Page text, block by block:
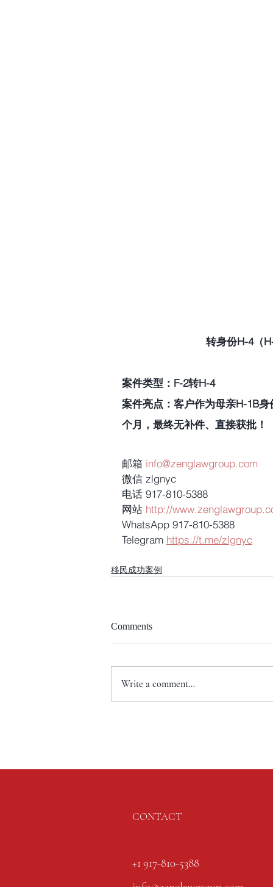
转身份H-4（
案件类型：F-2转H-4
案件亮点：客户作为母亲H-1B
个月，最终无补件、直接获批！
邮箱 info@zenglawgroup.com
微信 zlgnyc
电话 917-810-5388
网站 http://
WhatsApp 917-810-5388
Telegram https://t.me/zlgnyc
移民成功案例
Comments
Write a comment...
CONTACT
+1 917-810-5388